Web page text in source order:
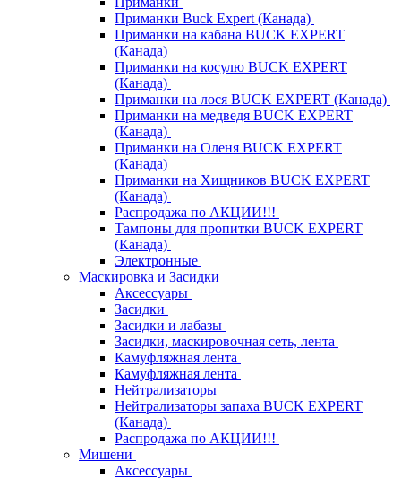
Приманки Buck Expert (Канада)
Приманки на кабана BUCK EXPERT
(Канада)
Приманки на косулю BUCK EXPERT
(Канада)
Приманки на лося BUCK EXPERT (Канада)
Приманки на медведя BUCK EXPERT
(Канада)
Приманки на Оленя BUCK EXPERT
(Канада)
Приманки на Хищников BUCK EXPERT
(Канада)
Распродажа по АКЦИИ!!!
Тампоны для пропитки BUCK EXPERT
(Канада)
Электронные
Маскировка и Засидки
Аксессуары
Засидки
Засидки и лабазы
Засидки, маскировочная сеть, лента
Камуфляжная лента
Камуфляжная лента
Нейтрализаторы
Нейтрализаторы запаха BUCK EXPERT
(Канада)
Распродажа по АКЦИИ!!!
Мишени
Аксессуары